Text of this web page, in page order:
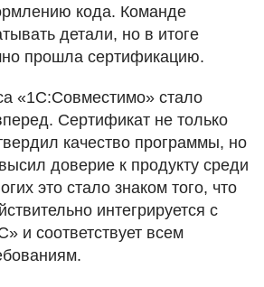
кода. Команде
детали, но в итоге
прошла сертификацию.
«1С:Совместимо» стало
Сертификат не только
качество программы, но
доверие к продукту среди
это стало знаком того, что
интегрируется с
и соответствует всем